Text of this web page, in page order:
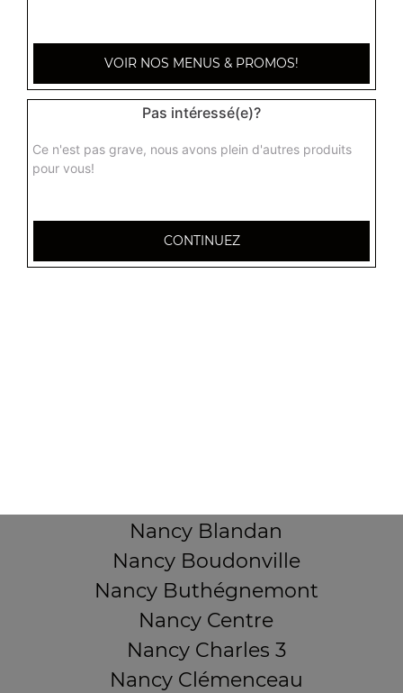
Nancy Blandan
Nancy Boudonville
Nancy Buthégnemont
Nancy Centre
Nancy Charles 3
Nancy Clémenceau
VOIR NOS MENUS & PROMOS!
Pas intéressé(e)?
Ce n'est pas grave, nous avons plein d'autres produits
pour vous!
CONTINUEZ